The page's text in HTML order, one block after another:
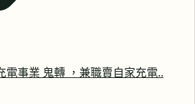
電事業 鬼轉 ，兼職賣自家充電..